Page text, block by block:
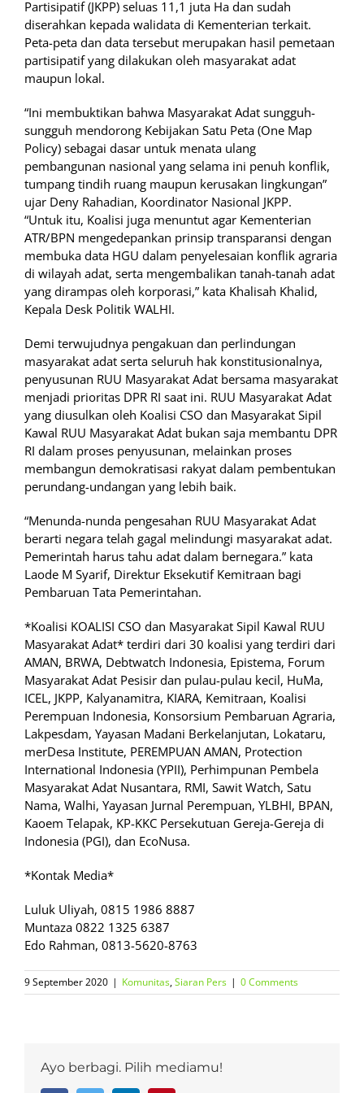
Partisipatif (JKPP) seluas 11,1 juta Ha dan sudah
diserahkan kepada walidata di Kementerian terkait.
Peta-peta dan data tersebut merupakan hasil pemetaan
partisipatif yang dilakukan oleh masyarakat adat
maupun lokal.
“Ini membuktikan bahwa Masyarakat Adat sungguh-
sungguh mendorong Kebijakan Satu Peta (One Map
Policy) sebagai dasar untuk menata ulang
pembangunan nasional yang selama ini penuh konflik,
tumpang tindih ruang maupun kerusakan lingkungan”
ujar Deny Rahadian, Koordinator Nasional JKPP.
“Untuk itu, Koalisi juga menuntut agar Kementerian
ATR/BPN mengedepankan prinsip transparansi dengan
membuka data HGU dalam penyelesaian konflik agraria
di wilayah adat, serta mengembalikan tanah-tanah adat
yang dirampas oleh korporasi,” kata Khalisah Khalid,
Kepala Desk Politik WALHI.
Demi terwujudnya pengakuan dan perlindungan
masyarakat adat serta seluruh hak konstitusionalnya,
penyusunan RUU Masyarakat Adat bersama masyarakat
menjadi prioritas DPR RI saat ini. RUU Masyarakat Adat
yang diusulkan oleh Koalisi CSO dan Masyarakat Sipil
Kawal RUU Masyarakat Adat bukan saja membantu DPR
RI dalam proses penyusunan, melainkan proses
membangun demokratisasi rakyat dalam pembentukan
perundang-undangan yang lebih baik.
“Menunda-nunda pengesahan RUU Masyarakat Adat
berarti negara telah gagal melindungi masyarakat adat.
Pemerintah harus tahu adat dalam bernegara.” kata
Laode M Syarif, Direktur Eksekutif Kemitraan bagi
Pembaruan Tata Pemerintahan.
*Koalisi KOALISI CSO dan Masyarakat Sipil Kawal RUU
Masyarakat Adat* terdiri dari 30 koalisi yang terdiri dari
AMAN, BRWA, Debtwatch Indonesia, Epistema, Forum
Masyarakat Adat Pesisir dan pulau-pulau kecil, HuMa,
ICEL, JKPP, Kalyanamitra, KIARA, Kemitraan, Koalisi
Perempuan Indonesia, Konsorsium Pembaruan Agraria,
Lakpesdam, Yayasan Madani Berkelanjutan, Lokataru,
merDesa Institute, PEREMPUAN AMAN, Protection
International Indonesia (YPII), Perhimpunan Pembela
Masyarakat Adat Nusantara, RMI, Sawit Watch, Satu
Nama, Walhi, Yayasan Jurnal Perempuan, YLBHI, BPAN,
Kaoem Telapak, KP-KKC Persekutuan Gereja-Gereja di
Indonesia (PGI), dan EcoNusa.
*Kontak Media*
Luluk Uliyah, 0815 1986 8887
Muntaza 0822 1325 6387
Edo Rahman, 0813-5620-8763
9 September 2020 | Komunitas,Siaran Pers | 0 Comments
Ayo berbagi. Pilih mediamu!